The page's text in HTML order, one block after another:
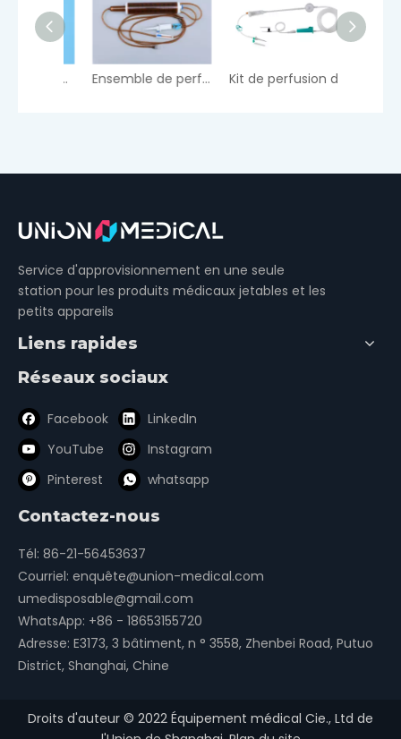
Ensemble de perfusion résistant à la lumière de type burette Kit de perfusion de fluide à arrêt automatique
Service d'approvisionnement en une seule
station pour les produits médicaux jetables et les
petits appareils
Liens rapides
Réseaux sociaux
Facebook
LinkedIn
YouTube
Instagram
Pinterest
whatsapp
Contactez-nous
Tél: 86-21-56453637
Courriel: enquête@union-medical.com
umedisposable@gmail.com
WhatsApp: +86 - 18653155720
Adresse: E3173, 3 bâtiment, n ° 3558, Zhenbei Road, Putuo
District, Shanghai, Chine
Droits d'auteur © 2022 Équipement médical Cie., Ltd de